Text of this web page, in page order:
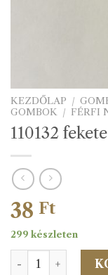
KEZDŐLAP /
GOMBOK / FÉRFI
110132
38 Ft
299 készleten
110132 fekete 32